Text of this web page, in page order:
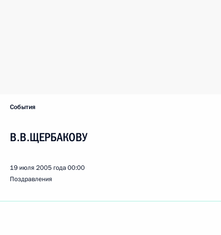
События
В.В.ЩЕРБАКОВУ
19 июля 2005 года00:00
Поздравления